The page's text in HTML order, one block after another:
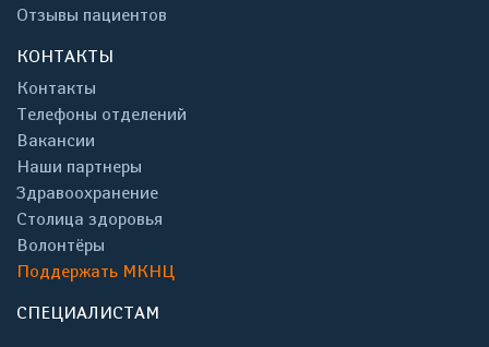
Отзывы пациентов
КОНТАКТЫ
Контакты
Телефоны отделений
Вакансии
Наши партнеры
Здравоохранение
Столица здоровья
Волонтёры
Поддержать МКНЦ
СПЕЦИАЛИСТАМ